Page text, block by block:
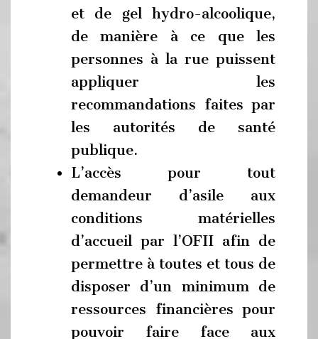
et de gel hydro-alcoolique,
de manière à ce que les
personnes à la rue puissent
appliquer les
recommandations faites par
les autorités de santé
publique.
L’accès pour tout
demandeur d’asile aux
conditions matérielles
d’accueil par l’OFII afin de
permettre à toutes et tous de
disposer d’un minimum de
ressources financières pour
pouvoir faire face aux